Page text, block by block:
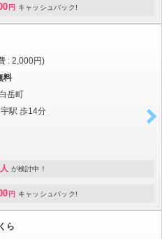
円 キャッシュバック!
: 2,000円)
料
岳町
宇駅 歩14分
が検討中！
円 キャッシュバック!
ら